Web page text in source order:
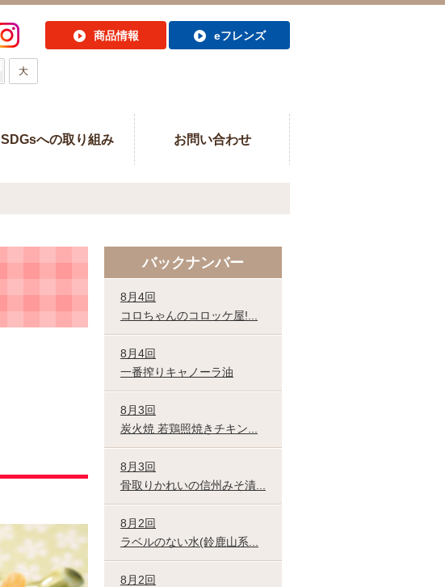
商品情報 eフレンズ
大
SDGsへの取り組み お問い合わせ
バックナンバー
8月4回
コロちゃんのコロッケ屋!...
8月4回
一番搾りキャノーラ油
8月3回
炭火焼 若鶏照焼きチキン...
8月3回
骨取りかれいの信州みそ漬...
8月2回
ラベルのない水(鈴鹿山系...
8月2回